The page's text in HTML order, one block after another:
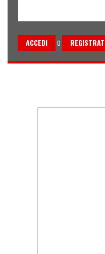
ACCEDI o